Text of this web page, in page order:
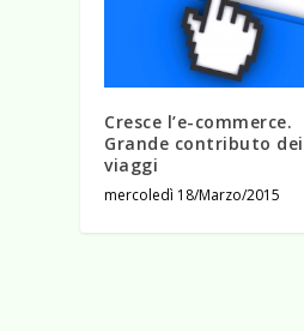
Cresce l’e-commerce.
Grande contributo dei
viaggi
mercoledì 18/Marzo/2015